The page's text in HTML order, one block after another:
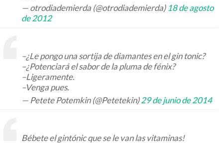
— otrodiademierda (@otrodiademierda) 18 de agosto
de 2012
–¿Le pongo una sortija de diamantes en el gin tonic?
–¿Potenciará el sabor de la pluma de fénix?
–Ligeramente.
–Venga pues.
— Petete Potemkin (@Petetekin)29 de junio de 2014
Bébete el gintónic que se le van las vitaminas!